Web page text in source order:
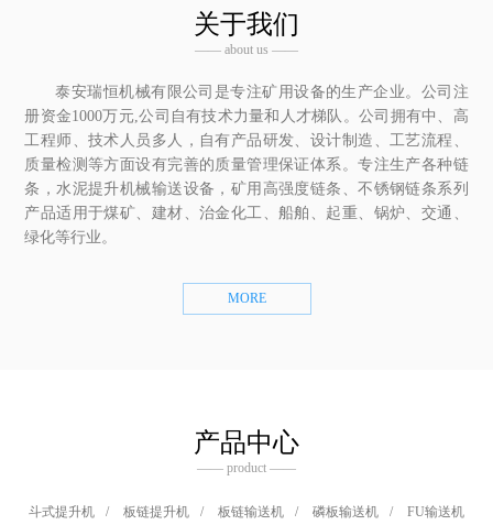
关于我们
—— about us ——
泰安瑞恒机械有限公司是专注矿用设备的生产企业。公司注
册资金1000万元,公司自有技术力量和人才梯队。公司拥有中、高
工程师、技术人员多人，自有产品研发、设计制造、工艺流程、
质量检测等方面设有完善的质量管理保证体系。专注生产各种链
条，水泥提升机械输送设备，矿用高强度链条、不锈钢链条系列
产品适用于煤矿、建材、治金化工、船舶、起重、锅炉、交通、
绿化等行业。
MORE
产品中心
—— product ——
斗式提升机 / 板链提升机 / 板链输送机 / 磷板输送机 /
FU输送机